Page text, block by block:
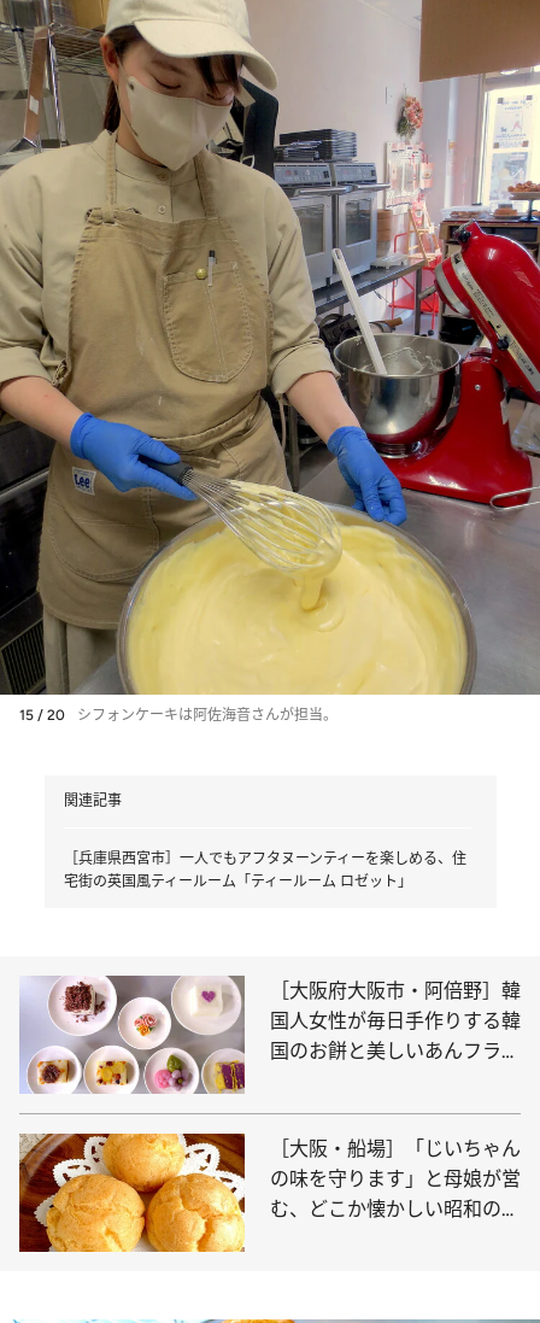
15 / 20 シフォンケーキは阿佐海音さんが担当。
関連記事
［兵庫県西宮市］一人でもアフタヌーンティーを楽しめる、住
宅街の英国風ティールーム「ティールーム ロゼット」
［大阪府大阪市・阿倍野］韓
国人女性が毎日手作りする韓
国のお餅と美しいあんフラワ
イヤギ」
［大阪・船場］「じいちゃん
の味を守ります」と母娘が営
む、どこか懐かしい昭和の味